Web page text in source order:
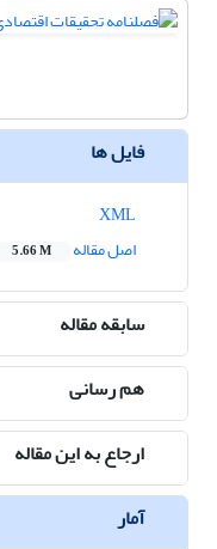
فایل ها
اصل مقاله
5.66 M
سابقه مقاله
هم رسانی
ارجاع به این مقاله
آمار